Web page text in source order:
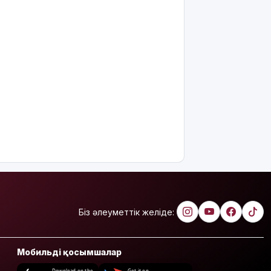
Біз әлеуметтік желіде:
Мобильді қосымшалар